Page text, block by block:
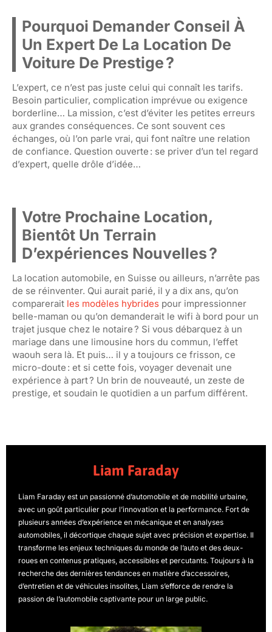
Pourquoi Demander Conseil À
Un Expert De La Location De
Voiture De Prestige ?
L’expert, ce n’est pas juste celui qui connaît les tarifs.
Besoin particulier, complication imprévue ou exigence
borderline… La mission, c’est d’éviter les petites erreurs
aux grandes conséquences. Ce sont souvent ces
échanges, où l’on parle vrai, qui font naître une relation
de confiance. Question ouverte : se priver d’un tel regard
d’expert, quelle drôle d’idée…
Votre Prochaine Location,
Bientôt Un Terrain
D’expériences Nouvelles ?
La location automobile, en Suisse ou ailleurs, n’arrête pas
de se réinventer. Qui aurait parié, il y a dix ans, qu’on
comparerait les modèles hybrides pour impressionner
belle-maman ou qu’on demanderait le wifi à bord pour un
trajet jusque chez le notaire ? Si vous débarquez à un
mariage dans une limousine hors du commun, l’effet
waouh sera là. Et puis… il y a toujours ce frisson, ce
micro-doute : et si cette fois, voyager devenait une
expérience à part ? Un brin de nouveauté, un zeste de
prestige, et soudain le quotidien a un parfum différent.
Liam Faraday
Liam Faraday est un passionné d’automobile et de mobilité urbaine,
avec un goût particulier pour l’innovation et la performance. Fort de
plusieurs années d’expérience en mécanique et en analyses
automobiles, il décortique chaque sujet avec précision et expertise. Il
transforme les enjeux techniques du monde de l’auto et des deux-
roues en contenus pratiques, accessibles et percutants. Toujours à la
recherche des dernières tendances en matière d’accessoires,
d’entretien et de véhicules insolites, Liam s’efforce de rendre la
passion de l’automobile captivante pour un large public.